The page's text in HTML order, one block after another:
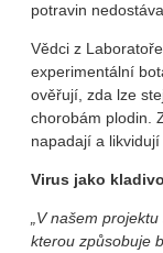
potravin
Vědci z
experimentální
ověřují, zda lze
chorobám plodin.
napadají a
Virus jako
„V našem
kterou způsobuje